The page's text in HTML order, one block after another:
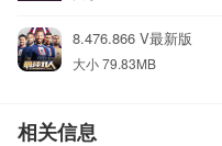
8.476.866 V最新版
大小 79.83MB
相关信息